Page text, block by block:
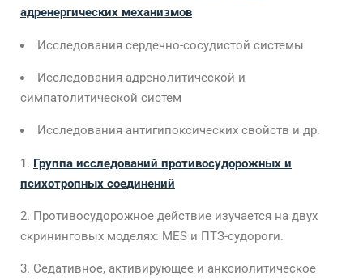
адренергических механизмов
Исследования сердечно-сосудистой системы
Исследования адренолитической и
симпатолитической систем
Исследования антигипоксических свойств и др.
Группа исследований противосудорожных и
психотропных соединений
Противосудорожное действие изучается на двух
скрининговых моделях: MES и ПТЗ-судороги.
Седативное, активирующее и анксиолитическое